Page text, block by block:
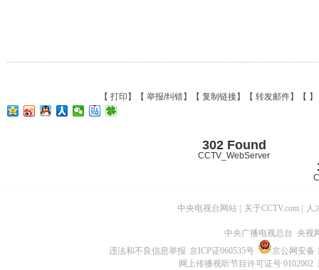
【 打印 】【 举报/纠错】【 复制链接】【 转发邮件】【 】
302 Found
CCTV_WebServer
中央电视台网站 关于CCTV.com 人
中央广播电视总台 央视
违法和不良信息举报 京ICP证060535号
京公网安备
网上传播视听节目许可证号 0102002